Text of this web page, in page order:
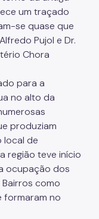
um traçado
se quase que
Pujol e Dr.
Chora
para a
no alto da
produziam
local de
região teve início
ocupação dos
como
formaram no